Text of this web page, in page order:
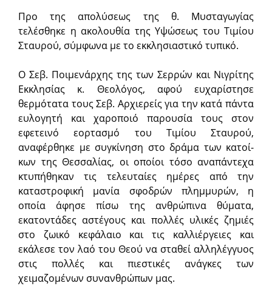
Προ της απολύσεως της θ. Μυσταγωγίας
τελέσθηκε η ακολουθία της Υψώσεως του Τιμίου
Σταυρού, σύμφωνα με το εκκλησιαστικό τυπικό.
Ο Σεβ. Ποιμενάρχης της των Σερρών και Νιγρίτης
Εκκλησίας κ. Θεολόγος, αφού ευχαρίστησε
θερμότατα τους Σεβ. Αρχιερείς για την κατά πάντα
ευλογητή και χαροποιό παρουσία τους στον
εφετεινό εορτασμό του Τιμίου Σταυρού,
αναφέρθηκε με συγκίνηση στο δράμα των κατοί­
κων της Θεσσαλίας, οι οποίοι τόσο αναπάντεχα
κτυπήθηκαν τις τελευταίες ημέρες από την
καταστροφική μανία σφοδρών πλημμυρών, η
οποία άφησε πίσω της ανθρώπινα θύματα,
εκατοντάδες αστέγους και πολλές υλικές ζημιές
στο ζωικό κεφάλαιο και τις καλλιέργειες και
εκάλεσε τον λαό του Θεού να σταθεί αλληλέγγυος
στις πολλές και πιεστικές ανάγκες των
χειμαζομένων συνανθρώπων μας.